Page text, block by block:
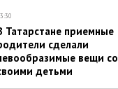
Татарстане приемные
сделали
вещи со
детьми